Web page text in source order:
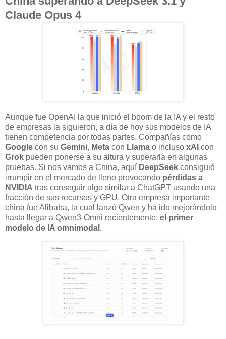
Claude Opus 4
Aunque fue OpenAI la que inició el boom de la IA y el resto
de empresas la siguieron, a día de hoy sus modelos de IA
tienen competencia por todas partes. Compañías como
Google con su Gemini, Meta con Llama o incluso xAI con
Grok pueden ponerse a su altura y superarla en algunas
pruebas. Si nos vamos a China, aquí DeepSeek consiguió
irrumpir en el mercado de lleno provocando pérdidas a
NVIDIA tras conseguir algo similar a ChatGPT usando una
fracción de sus recursos y GPU. Otra empresa importante
china fue Alibaba, la cual lanzó Qwen y ha ido mejorándolo
hasta llegar a Qwen3-Omni recientemente, el primer
modelo de IA omnimodal .